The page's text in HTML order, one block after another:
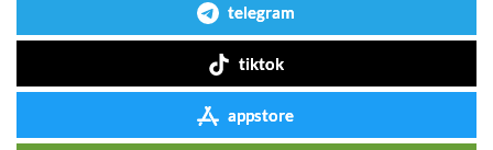
telegram
tiktok
appstore